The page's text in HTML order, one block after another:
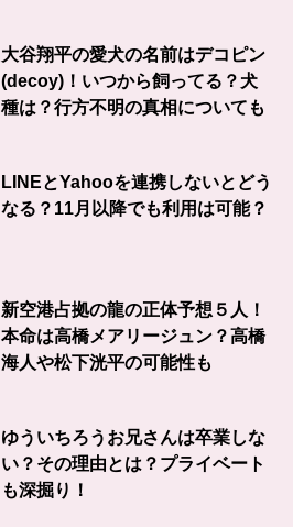
大谷翔平の愛犬の名前はデコピン
(decoy)！いつから飼ってる？犬
種は？行方不明の真相についても
LINEとYahooを連携しないとどう
なる？11月以降でも利用は可能？
新空港占拠の龍の正体予想５人！
本命は高橋メアリージュン？高橋
海人や松下洸平の可能性も
ゆういちろうお兄さんは卒業しな
い？その理由とは？プライベート
も深掘り！